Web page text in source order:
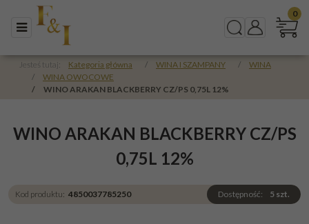
Menu SzukajPanel
0
Jesteś tutaj: Kategoria główna / WINA I SZAMPANY /
WINA
/
WINA OWOCOWE
/
WINO ARAKAN BLACKBERRY CZ/PS 0,75L 12%
WINO ARAKAN BLACKBERRY CZ/PS
0,75L 12%
Kod produktu: 4850037785250 Dostępność: 5 szt.